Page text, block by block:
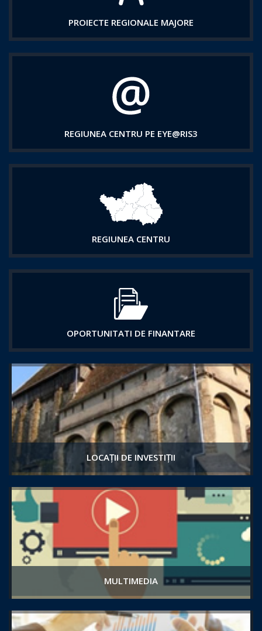
PROIECTE REGIONALE MAJORE
REGIUNEA CENTRU PE EYE@RIS3
REGIUNEA CENTRU
OPORTUNITATI DE FINANTARE
LOCAȚII DE INVESTIȚII
MULTIMEDIA